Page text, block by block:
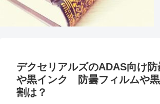
デクセリアルズのADAS向け
や黒インク 防曇フィルムや
割は？